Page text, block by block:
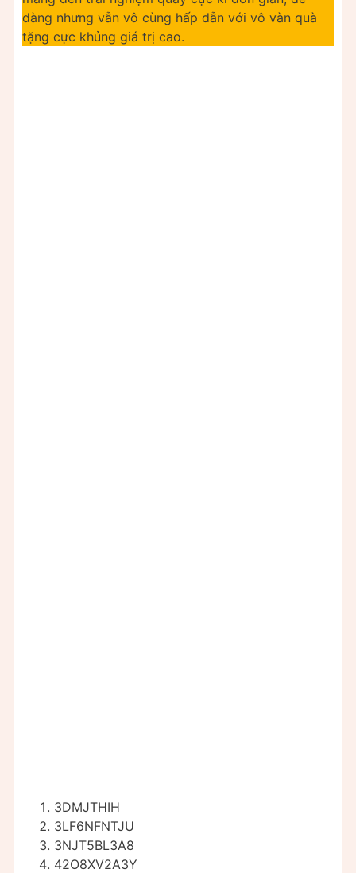
dàng nhưng vẫn vô cùng hấp dẫn với vô vàn quà
tặng cực khủng giá trị cao.
3DMJTHIH
3LF6NFNTJU
3NJT5BL3A8
42O8XV2A3Y